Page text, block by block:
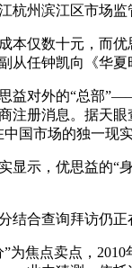
杭州滨江区市场
仅数十元，而优思
从任钟凯向《华
对外的“总部”——
注册消息。据天
国市场的独一现
示，优思益的“身
合查询拜访仍正
焦点卖点，2010